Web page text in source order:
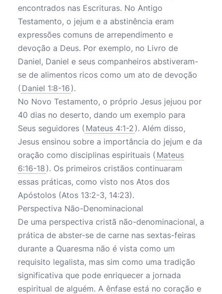
encontrados nas Escrituras. No Antigo
Testamento, o jejum e a abstinência eram
expressões comuns de arrependimento e
devoção a Deus. Por exemplo, no Livro de
Daniel, Daniel e seus companheiros abstiveram-
se de alimentos ricos como um ato de devoção
( Daniel 1:8-16 ).
No Novo Testamento, o próprio Jesus jejuou por
40 dias no deserto, dando um exemplo para
Seus seguidores ( Mateus 4:1-2 ). Além disso,
Jesus ensinou sobre a importância do jejum e da
oração como disciplinas espirituais ( Mateus
6:16-18 ). Os primeiros cristãos continuaram
essas práticas, como visto nos Atos dos
Apóstolos (Atos 13:2-3, 14:23).
Perspectiva Não-Denominacional
De uma perspectiva cristã não-denominacional, a
prática de abster-se de carne nas sextas-feiras
durante a Quaresma não é vista como um
requisito legalista, mas sim como uma tradição
significativa que pode enriquecer a jornada
espiritual de alguém. A ênfase está no coração e